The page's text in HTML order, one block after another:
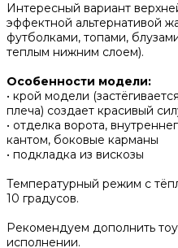
Интересный вариант
эффектной альтернативой
футболками, топами,
теплым нижним слоем).
Особенности модели:
• крой модели
плеча) создает красивый
• отделка ворота,
кантом, боковые карманы
• подкладка из вискозы
Температурный режим с
10 градусов.
Рекомендуем дополнить
исполнении.